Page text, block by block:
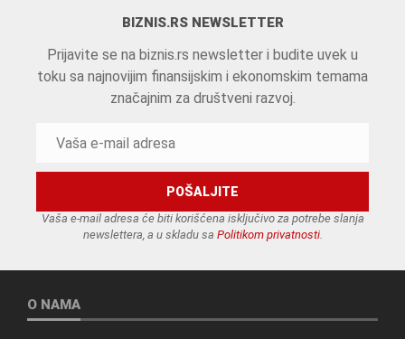
BIZNIS.RS NEWSLETTER
Prijavite se na biznis.rs newsletter i budite uvek u
toku sa najnovijim finansijskim i ekonomskim temama
značajnim za društveni razvoj.
Vaša e-mail adresa će biti korišćena isključivo za potrebe slanja
newslettera, a u skladu sa Politikom privatnosti.
O NAMA